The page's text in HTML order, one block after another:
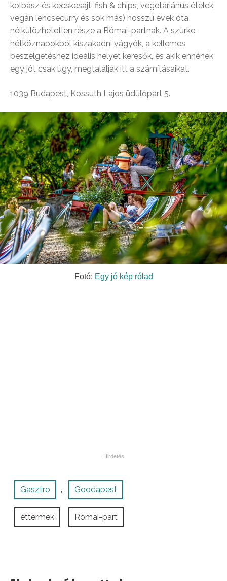
kolbász és kecskesajt, fish & chips, vegetáriánus ételek,
vegán lencsecurry és sok más) hosszú évek óta
nélkülözhetetlen része a Római-partnak. A szürke
hétköznapokból kiszakadni vágyók, a kellemes
beszélgetéshez ideális helyet keresők, és akik ennének
egy jót csak úgy, megtalálják itt a számításaikat.
1039 Budapest, Kossuth Lajos üdülőpart 5.
Fotó: Egy jó kép rólad
Gasztro , Goodapest
éttermek Római-part